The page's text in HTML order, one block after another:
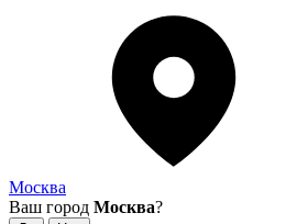
Москва
Ваш город Москва?